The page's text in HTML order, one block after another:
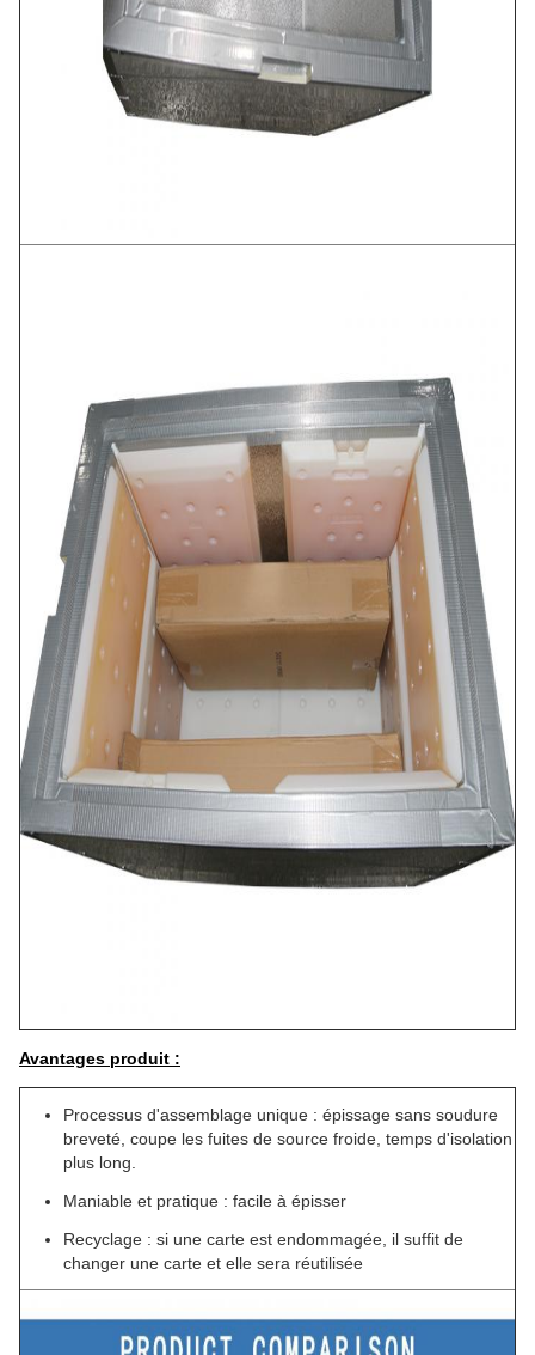
Avantages produit :
Processus d'assemblage unique : épissage sans soudure
breveté, coupe les fuites de source froide, temps d'isolation
plus long.
Maniable et pratique : facile à épisser
Recyclage : si une carte est endommagée, il suffit de
changer une carte et elle sera réutilisée